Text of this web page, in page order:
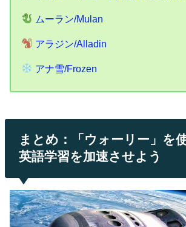
ムーラン/Mulan
アラジン/Alladin
アナ雪/Frozen
まとめ：「ウォーリー」を
英語学習を加速させよう